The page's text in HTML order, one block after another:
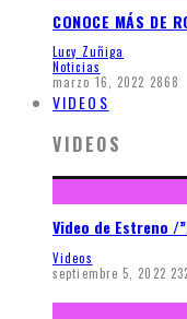
CONOCE MÁS DE
Lucy Zuñiga
Noticias
marzo 16, 2022 2868
VIDEOS
VIDEOS
Video de Estreno /
Videos
septiembre 5, 2022